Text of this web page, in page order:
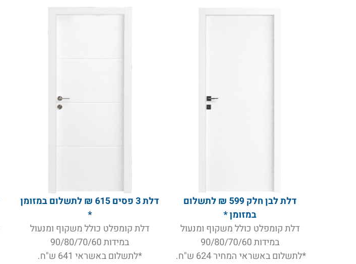
דלת לבן חלק 599 ₪ לתשלום
במזומן *
דלת קומפלט כולל משקוף ומנעול
במידות 90/80/70/60
*לתשלום באשראי המחיר 624 ש"ח.
דלת 3 פסים 615 ₪ לתשלום במזומן
*
דלת קומפלט כולל משקוף ומנעול
במידות 90/80/70/60
*לתשלום באשראי 641 ש"ח.